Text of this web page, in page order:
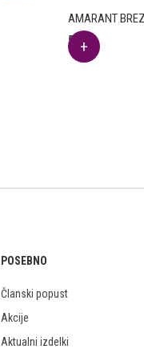
AMARANT
5.05
€
POSEBNO
Članski popust
Akcije
Aktualni izdelki